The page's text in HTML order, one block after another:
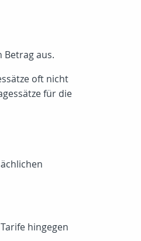
Betrag aus.
oft nicht
für die
hingegen